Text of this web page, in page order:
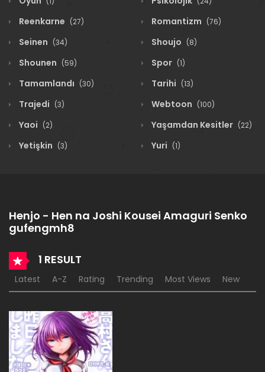
Reenkarne (27) Romantizm (76)
Seinen (34) Shoujo (8)
Shounen (59) Spor (1)
Tamamlandı (30) Tarihi (13)
Trajedi (3) Webtoon (100)
Yaoi (2) Yaşamdan Kesitler (22)
Yetişkin (3) Yuri (1)
Henjo - Hen na Joshi Kousei Amaguri Senko
gufengmh8
1 RESULT
Latest A-Z Rating Trending Most Views New